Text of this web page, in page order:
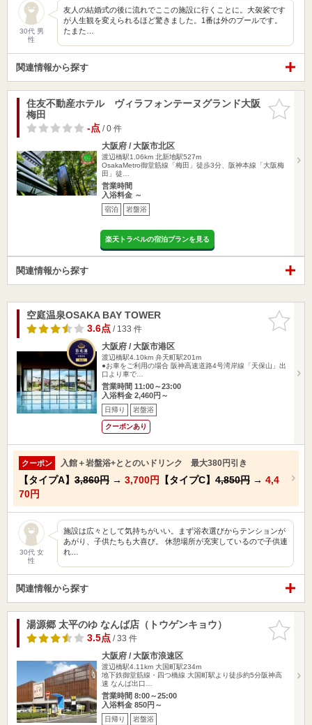
30代 男
性
友人の結婚式の後に流れでここの施設に行くことに。大袈裟です
が人生観を変えられるほど驚きました。1番は外のプールです。
たまた…
関連情報から探す
お気に入
りに追加
住友不動産ホテル ヴィラフォンテーヌグランド大阪
梅田
-点/ 0 件
大阪府 / 大阪市北区
渡辺橋駅1.06km 北新地駅527m
OsakaMetro御堂筋線「梅田」徒歩3分、阪神本線「大阪梅
田」徒…
営業時間
入浴料金 ～
宿泊 岩盤浴
楽天トラベルの宿泊プランを見る
関連情報から探す
お気に入
りに追加
空庭温泉OSAKA BAY TOWER
3.6点/ 133 件
大阪府 / 大阪市港区
渡辺橋駅4.10km 弁天町駅201m
●お車をご利用の場合 阪神高速道路4号湾岸線「天保山」出
口より車で…
営業時間 11:00～23:00
入浴料金 2,460円～
日帰り 岩盤浴
クーポンあり
クーポン 入館＋岩盤浴+ととのいドリンク 最大380円引き
【タイプA】 3,860円 → 3,700円 【タイプC】 4,850円 → 4,4
70円
30代 女
性
施設は広々として気持ちがいい。まず浴衣選びからテンションが
あがり、子供たちも大喜び。 休憩場所が充実しているので子供連
れ…
関連情報から探す
お気に入
りに追加
湯源郷 太平のゆ なんば店（トウゲンキョウ）
3.5点/ 33 件
大阪府 / 大阪市浪速区
渡辺橋駅4.11km 大国町駅234m
地下鉄御堂筋線・四つ橋線 大国町駅より徒歩約5分阪神高
速 なんば出口…
営業時間 8:00～25:00
入浴料金 850円～
日帰り 岩盤浴